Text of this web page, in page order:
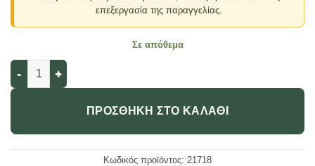
επεξεργασία της παραγγελίας.
Σε απόθεμα
Σαπουνοθήκες μπάνιου πλαστικές - Σετ 5pcs - Blue - 21718
ΠΡΟΣΘΉΚΗ ΣΤΟ ΚΑΛΆΘΙ
Κωδικός προϊόντος: 21718